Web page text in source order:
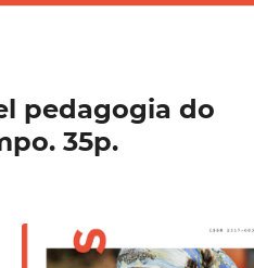
pedagogia do
35p.